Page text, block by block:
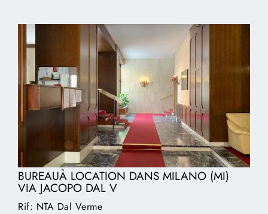
BUREAUÀ LOCATION DANS MILANO (MI)
VIA JACOPO DAL V
Rif: NTA Dal Verme